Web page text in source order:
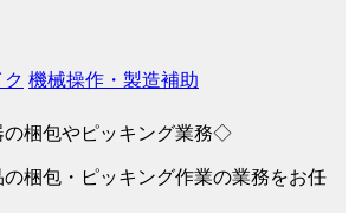
機械操作・製造補助
梱包やピッキング業務◇
の梱包・ピッキング作業の業務をお任